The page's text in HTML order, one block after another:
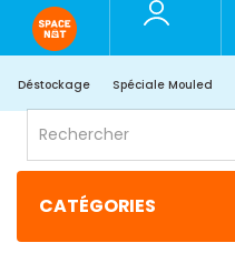
Déstockage Spéciale Mouled
CATÉGORIES